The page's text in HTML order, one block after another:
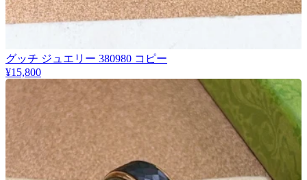
グッチ ジュエリー 380980 コピー
¥15,800